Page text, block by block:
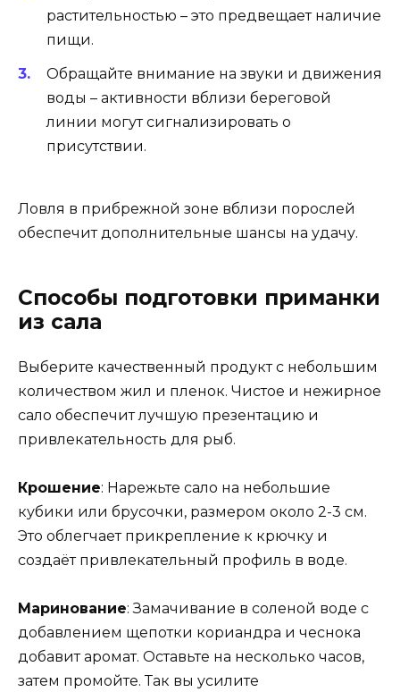
растительностью – это предвещает наличие
пищи.
Обращайте внимание на звуки и движения
воды – активности вблизи береговой
линии могут сигнализировать о
присутствии.
Ловля в прибрежной зоне вблизи порослей
обеспечит дополнительные шансы на удачу.
Способы подготовки приманки
из сала
Выберите качественный продукт с небольшим
количеством жил и пленок. Чистое и нежирное
сало обеспечит лучшую презентацию и
привлекательность для рыб.
Крошение: Нарежьте сало на небольшие
кубики или брусочки, размером около 2-3 см.
Это облегчает прикрепление к крючку и
создаёт привлекательный профиль в воде.
Маринование: Замачивание в соленой воде с
добавлением щепотки кориандра и чеснока
добавит аромат. Оставьте на несколько часов,
затем промойте. Так вы усилите